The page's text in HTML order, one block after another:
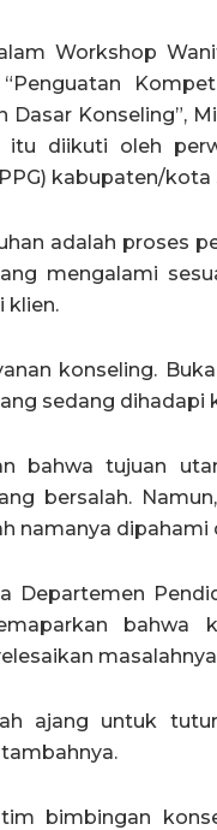
Workshop
Dasar Konseling”,
itu diikuti oleh
kabupaten/kota
adalah proses
mengalami
klien.
konseling.
sedang dihadapi
bahwa tujuan
bersalah.
namanya dipahami
Departemen
ajang untuk
tim bimbingan